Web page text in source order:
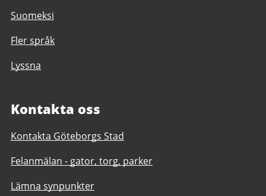
Suomeksi
Fler språk
Lyssna
Kontakta oss
Kontakta Göteborgs Stad
Felanmälan - gator, torg, parker
Lämna synpunkter